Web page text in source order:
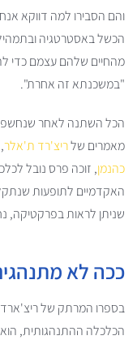
והם הסבירו למה דווקא
הכשל באסטרטגיה ובתמהיל -
מהחיים שלהם עצמם כדי
"במשכנתא זה אחרת".
הכל השתנה לאחר
מאמרים שלריצ'רד ת'אלר
כהנמן
האקדמיים לתופעות
שניתן לראות בפרקטיקה,
ככה לא
בספרו המרתק של
הכלכלה ההתנהגותית,